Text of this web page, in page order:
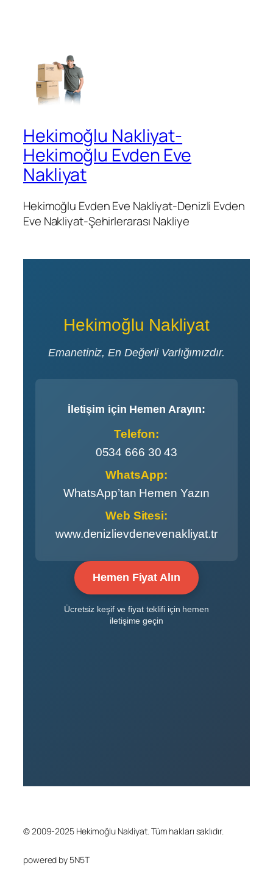
Hekimoğlu Nakliyat-
Hekimoğlu Evden Eve
Nakliyat
Hekimoğlu Evden Eve Nakliyat-Denizli Evden
Eve Nakliyat-Şehirlerarası Nakliye
Hekimoğlu Nakliyat
Emanetiniz, En Değerli Varlığımızdır.
İletişim için Hemen Arayın:
Telefon:
0534 666 30 43
WhatsApp:
WhatsApp’tan Hemen Yazın
Web Sitesi:
www.denizlievdenevenakliyat.tr
Hemen Fiyat Alın
Ücretsiz keşif ve fiyat teklifi için hemen
iletişime geçin
© 2009-2025 Hekimoğlu Nakliyat. Tüm hakları saklıdır.
powered by 5N5T